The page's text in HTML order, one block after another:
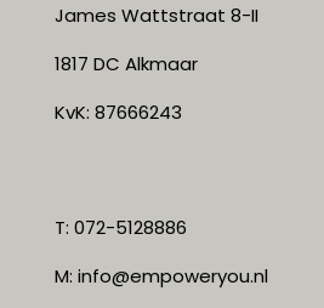
James Wattstraat 8-II
1817 DC Alkmaar
KvK: 87666243
T: 072-5128886
M: info@empoweryou.nl